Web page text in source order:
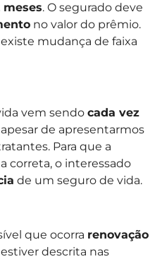
meses. O segurado deve
no valor do prêmio.
mudança de faixa
vem sendo cada vez
apesar de apresentarmos
Para que a
correta, o interessado
de um seguro de vida.
que ocorra renovação
estiver descrita nas